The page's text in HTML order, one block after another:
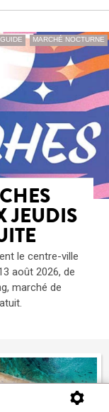
MARCHÉ NOCTURNE
JEUDIS
le centre-ville
août 2026, de
marché de